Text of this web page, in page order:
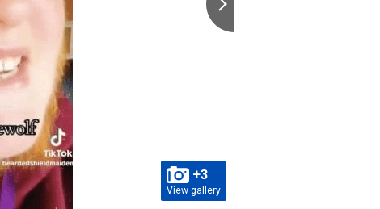
+3
View gallery